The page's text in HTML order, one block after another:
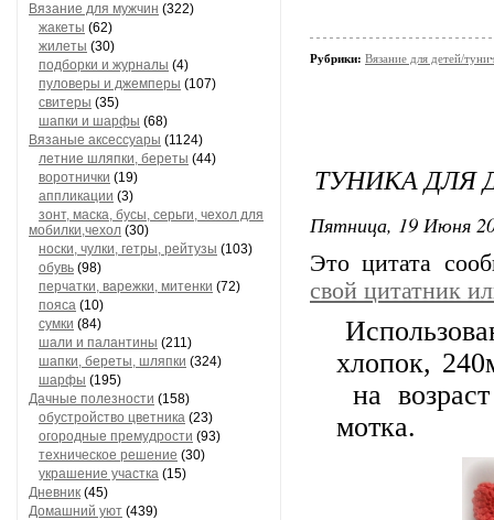
Вязание для мужчин (322)
жакеты (62)
жилеты (30)
подборки и журналы (4)
пуловеры и джемперы (107)
свитеры (35)
шапки и шарфы (68)
Вязаные аксессуары (1124)
летние шляпки, береты (44)
воротнички (19)
аппликации (3)
зонт, маска, бусы, серьги, чехол для
мобилки,чехол (30)
носки, чулки, гетры, рейтузы (103)
обувь (98)
перчатки, варежки, митенки (72)
пояса (10)
сумки (84)
шали и палантины (211)
шапки, береты, шляпки (324)
шарфы (195)
Дачные полезности (158)
обустройство цветника (23)
огородные премудрости (93)
техническое решение (30)
украшение участка (15)
Дневник (45)
Домашний уют (439)
Рубрики: Вязание для детей/
ТУНИКА ДЛЯ
Пятница, 19 Июня
Это цитата
свой цитатник
хлопок,
на
мотка.